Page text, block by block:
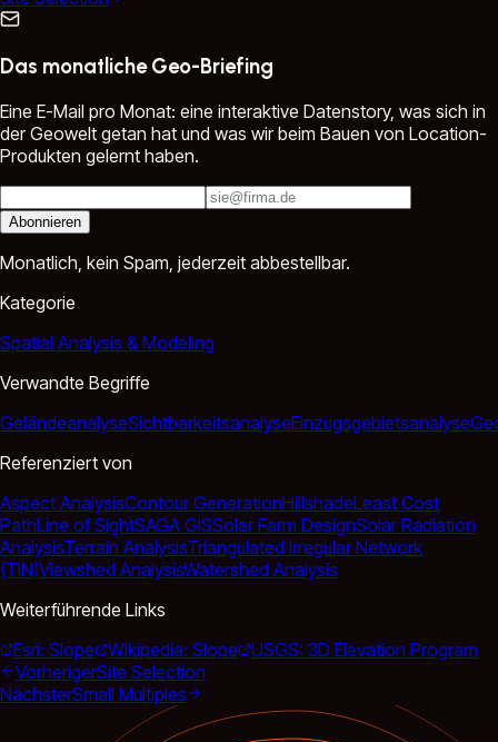
Das monatliche Geo-Briefing
Eine E-Mail pro Monat: eine interaktive Datenstory, was sich in
der Geowelt getan hat und was wir beim Bauen von Location-
Produkten gelernt haben.
Abonnieren
Monatlich, kein Spam, jederzeit abbestellbar.
Kategorie
Spatial Analysis & Modeling
Verwandte Begriffe
GeländeanalyseSichtbarkeitsanalyseEinzugsgebietsanalyse
Referenziert von
Aspect AnalysisContour GenerationHillshadeLeast Cost
PathLine of SightSAGA GISSolar Farm DesignSolar Radiation
AnalysisTerrain AnalysisTriangulated Irregular Network
(TIN)Viewshed AnalysisWatershed Analysis
Weiterführende Links
Esri: Slope
Wikipedia: Slope
USGS: 3D Elevation Program
VorherigerSite Selection
NächsterSmall Multiples